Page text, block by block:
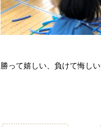
勝って嬉しい、負けて悔し